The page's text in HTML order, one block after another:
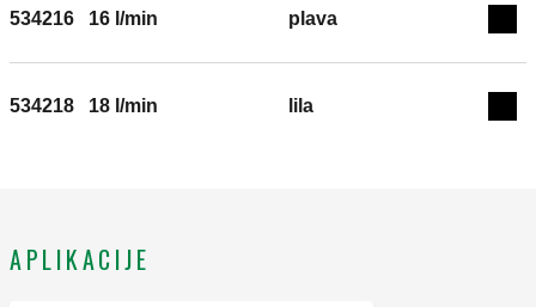
534216 16 l/min plava
534218 18 l/min lila
APLIKACIJE